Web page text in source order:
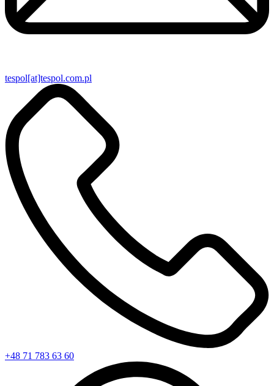
tespol[at]tespol.com.pl
+48 71 783 63 60